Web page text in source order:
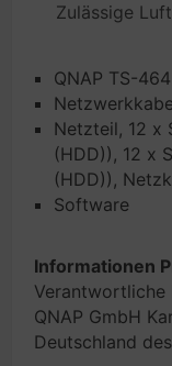
Zulässige
QNAP TS-464
Netzteil, 12 x
(HDD)), 12 x
(HDD)),
Software
Informationen
Verantwortliche
QNAP GmbH
Deutschland